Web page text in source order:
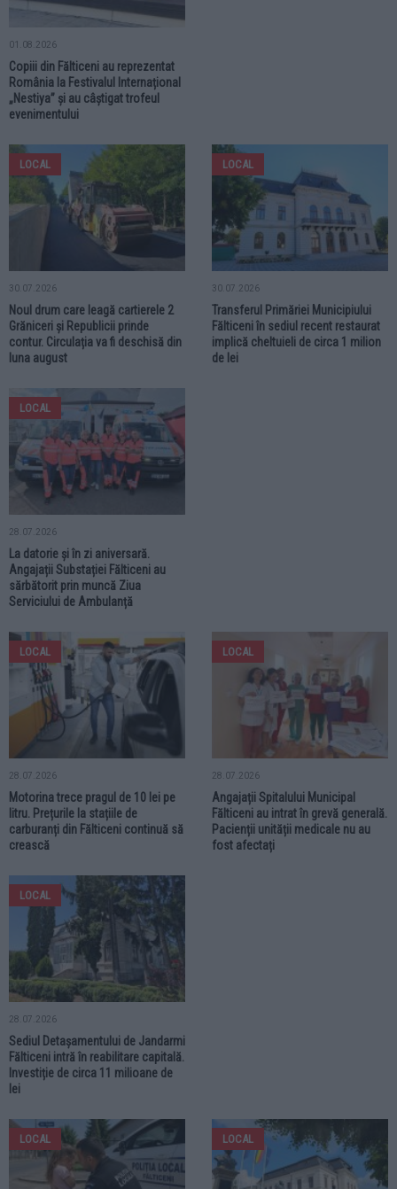
01.08.2026
Copiii din Fălticeni au reprezentat
România la Festivalul Internațional
„Nestiya” și au câștigat trofeul
evenimentului
LOCAL
30.07.2026
Noul drum care leagă cartierele 2
Grăniceri și Republicii prinde
contur. Circulația va fi deschisă din
luna august
LOCAL
30.07.2026
Transferul Primăriei Municipiului
Fălticeni în sediul recent restaurat
implică cheltuieli de circa 1 milion
de lei
LOCAL
28.07.2026
La datorie și în zi aniversară.
Angajații Substației Fălticeni au
sărbătorit prin muncă Ziua
Serviciului de Ambulanță
LOCAL
28.07.2026
Motorina trece pragul de 10 lei pe
litru. Prețurile la stațiile de
carburanți din Fălticeni continuă să
crească
LOCAL
28.07.2026
Angajații Spitalului Municipal
Fălticeni au intrat în grevă generală.
Pacienții unității medicale nu au
fost afectați
LOCAL
28.07.2026
Sediul Detașamentului de Jandarmi
Fălticeni intră în reabilitare capitală.
Investiție de circa 11 milioane de
lei
LOCAL LOCAL